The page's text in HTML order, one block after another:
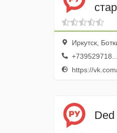
Иркутск,
+739529718...
https://